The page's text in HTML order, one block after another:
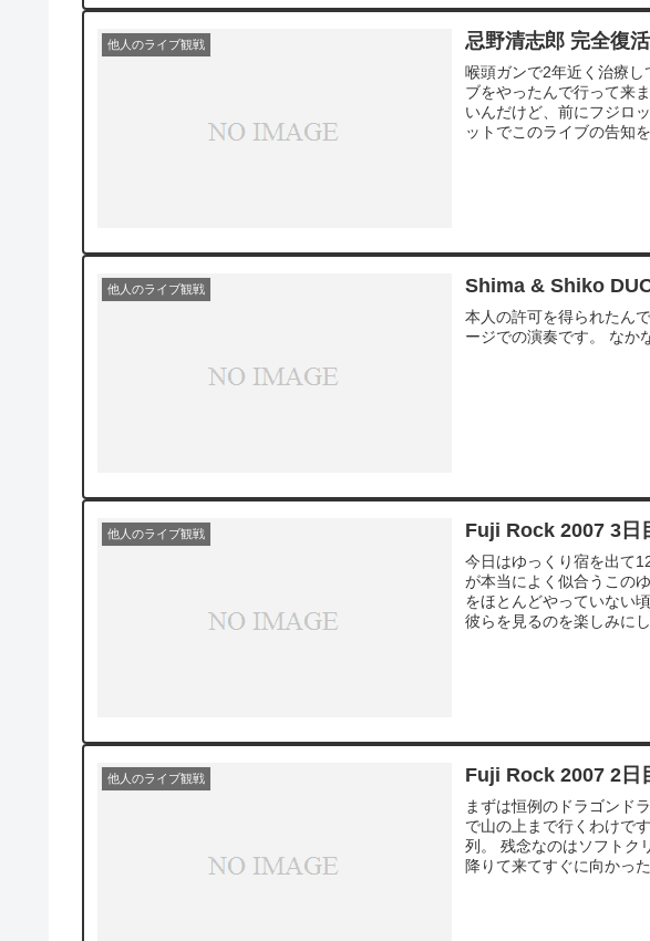
他人のライブ観戦 忌野清志郎 完全復
喉頭ガンで2年近く治療
ブをやったんで行って来
いんだけど、前にフジロ
ットでこのライブの告知
他人のライブ観戦 Shima & Shiko
本人の許可を得られたん
ージでの演奏です。 なか
他人のライブ観戦 Fuji Rock 2007 3日
今日はゆっくり宿を出て
が本当によく似合うこの
をほとんどやっていない
彼らを見るのを楽しみに
他人のライブ観戦 Fuji Rock 2007 2日
まずは恒例のドラゴンド
で山の上まで行くわけで
列。 残念なのはソフトク
降りて来てすぐに向かっ